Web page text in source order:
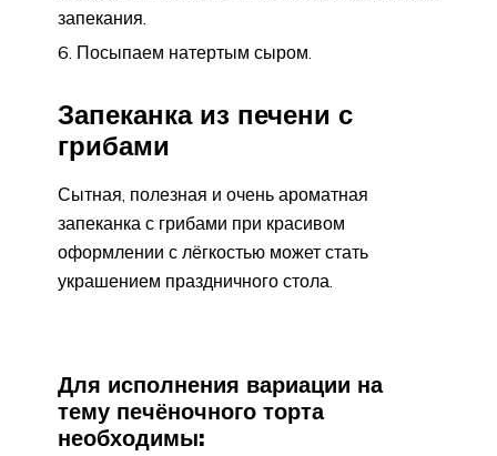
запекания.
Посыпаем натертым сыром.
Запеканка из печени с
грибами
Сытная, полезная и очень ароматная
запеканка с грибами при красивом
оформлении с лёгкостью может стать
украшением праздничного стола.
Для исполнения вариации на
тему печёночного торта
необходимы: